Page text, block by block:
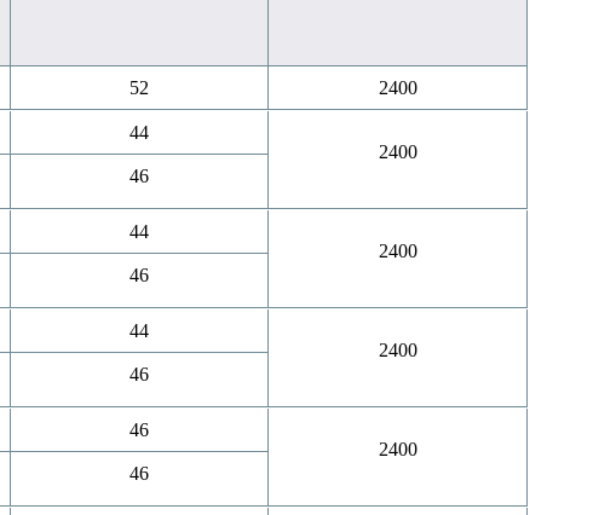
52 2400
44
46
2400
44
46
2400
44
46
2400
46
46
2400